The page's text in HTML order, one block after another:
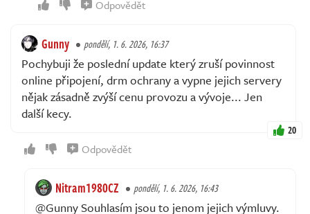
Odpovědět
Gunny pondělí, 1. 6. 2026, 16:37
Pochybuji že poslední update který zruší povinnost
online připojení, drm ochrany a vypne jejich servery
nějak zásadně zvýší cenu provozu a vývoje... Jen
další kecy.
20
Odpovědět
Nitram1980CZ pondělí, 1. 6. 2026, 16:43
@Gunny Souhlasím jsou to jenom jejich výmluvy.